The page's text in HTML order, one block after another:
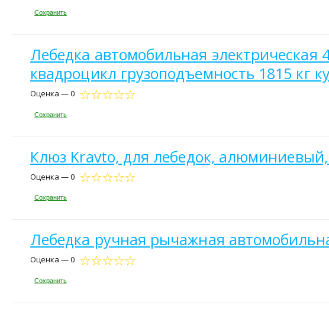
Сохранить
Лебедка автомобильная электрическая
квадроцикл грузоподъемность 1815 кг
Оценка — 0
Сохранить
Клюз Kravto, для лебедок,
Оценка — 0
Сохранить
Лебедка ручная рычажная
Оценка — 0
Сохранить